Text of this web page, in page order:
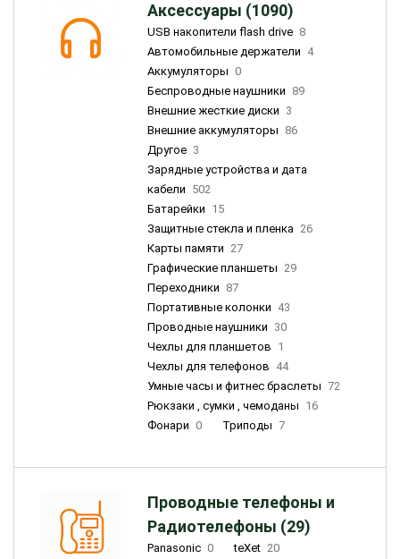
Аксессуары (1090)
USB накопители flash drive 8
Автомобильные держатели 4
Аккумуляторы 0
Беспроводные наушники 89
Внешние жесткие диски 3
Внешние аккумуляторы 86
Другое 3
Зарядные устройства и дата
кабели 502
Батарейки 15
Защитные стекла и пленка 26
Карты памяти 27
Графические планшеты 29
Переходники 87
Портативные колонки 43
Проводные наушники 30
Чехлы для планшетов 1
Чехлы для телефонов 44
Умные часы и фитнес браслеты 72
Рюкзаки , сумки , чемоданы 16
Фонари 0 Триподы 7
Проводные телефоны и
Радиотелефоны (29)
Panasonic 0 teXet 20